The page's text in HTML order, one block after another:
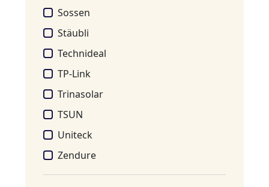
Sossen
Stäubli
Technideal
TP-Link
Trinasolar
TSUN
Uniteck
Zendure